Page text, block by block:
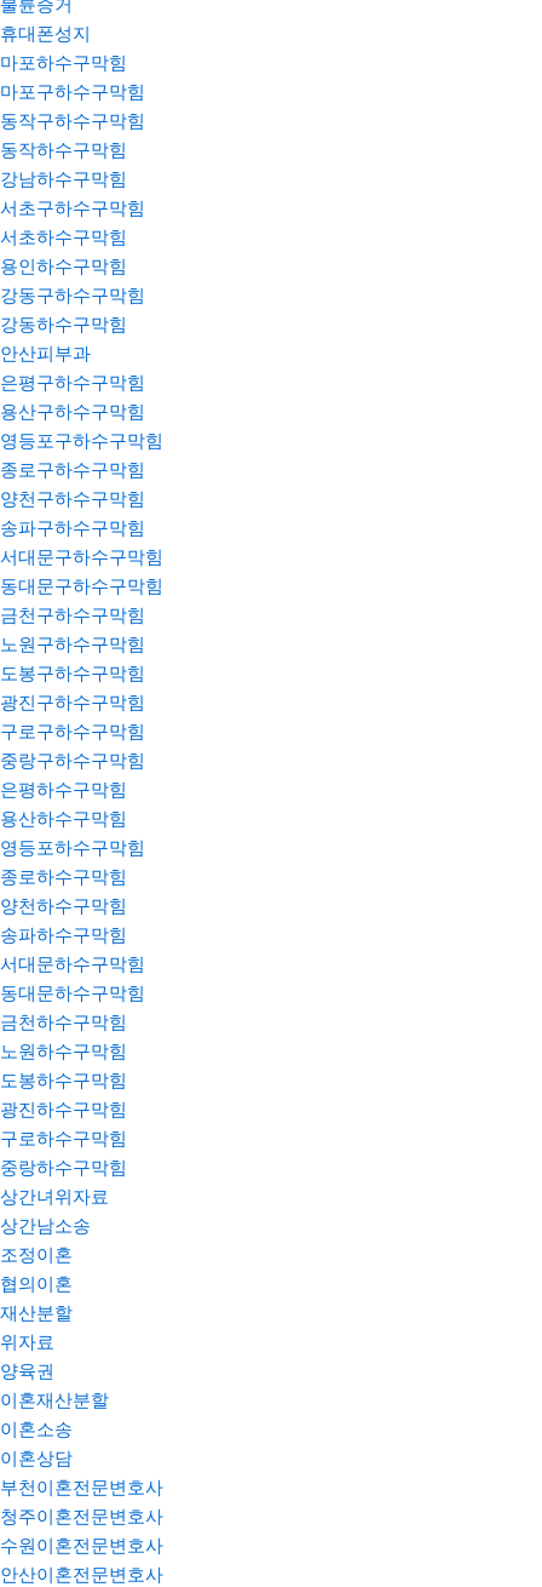
불륜증거
휴대폰성지
마포하수구막힘
마포구하수구막힘
동작구하수구막힘
동작하수구막힘
강남하수구막힘
서초구하수구막힘
서초하수구막힘
용인하수구막힘
강동구하수구막힘
강동하수구막힘
안산피부과
은평구하수구막힘
용산구하수구막힘
영등포구하수구막힘
종로구하수구막힘
양천구하수구막힘
송파구하수구막힘
서대문구하수구막힘
동대문구하수구막힘
금천구하수구막힘
노원구하수구막힘
도봉구하수구막힘
광진구하수구막힘
구로구하수구막힘
중랑구하수구막힘
은평하수구막힘
용산하수구막힘
영등포하수구막힘
종로하수구막힘
양천하수구막힘
송파하수구막힘
서대문하수구막힘
동대문하수구막힘
금천하수구막힘
노원하수구막힘
도봉하수구막힘
광진하수구막힘
구로하수구막힘
중랑하수구막힘
상간녀위자료
상간남소송
조정이혼
협의이혼
재산분할
위자료
양육권
이혼재산분할
이혼소송
이혼상담
부천이혼전문변호사
청주이혼전문변호사
수원이혼전문변호사
안산이혼전문변호사